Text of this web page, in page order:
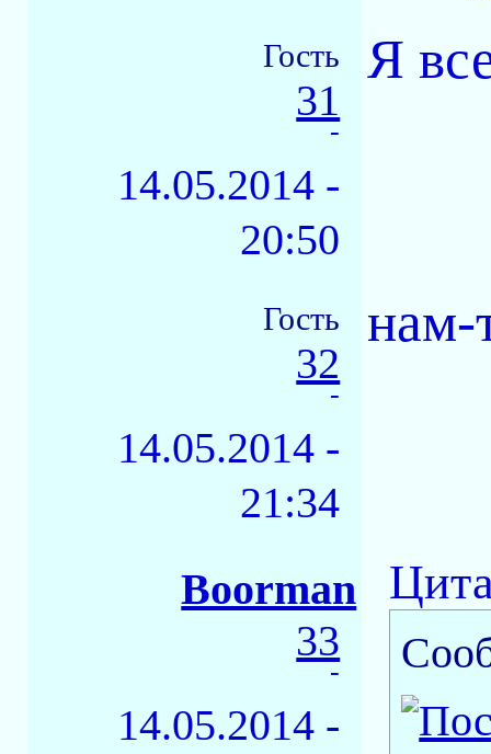
Гость
31
-
14.05.2014 -
20:50
Я
Гость
32
-
14.05.2014 -
21:34
нам-
Boorman
33
-
14.05.2014 -